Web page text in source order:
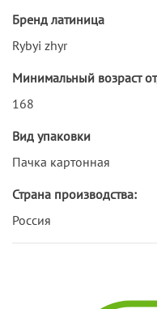
Бренд латиница
Rybyi zhyr
Минимальный возраст
168
Вид упаковки
Пачка картонная
Страна производства:
Россия